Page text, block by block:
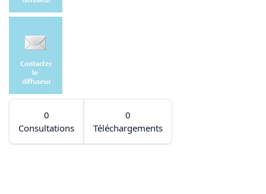
0
Consultations
0
Téléchargements